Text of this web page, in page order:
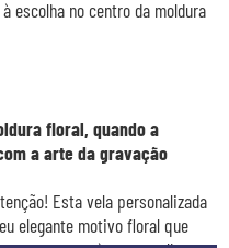
escolha no centro da moldura
floral, quando a
a arte da gravação
Esta vela personalizada
elegante motivo floral que